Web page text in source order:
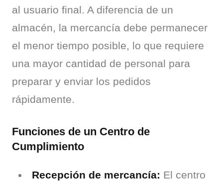
al usuario final. A diferencia de un
almacén, la mercancía debe permanecer
el menor tiempo posible, lo que requiere
una mayor cantidad de personal para
preparar y enviar los pedidos
rápidamente.
Funciones de un Centro de
Cumplimiento
Recepción de mercancía: El centro